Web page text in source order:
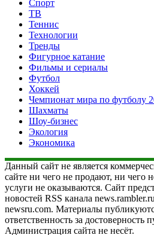
Спорт
ТВ
Теннис
Технологии
Тренды
Фигурное катание
Фильмы и сериалы
Футбол
Хоккей
Чемпионат мира по футболу
Шахматы
Шоу-бизнес
Экология
Экономика
Данный сайт не является
сайте ни чего не продают, ни чего
услуги не оказываются. Сайт
новостей RSS канала
newsru.com. Материалы
ответственность за достоверность
Администрация сайта не несёт.